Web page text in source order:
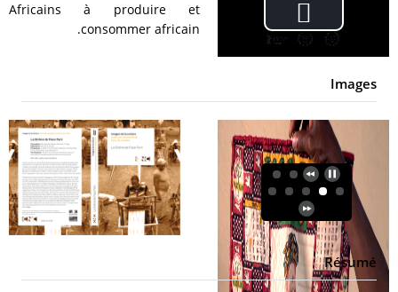
Play
Video
Africains à produire et
consommer africain.
Images
Résumé